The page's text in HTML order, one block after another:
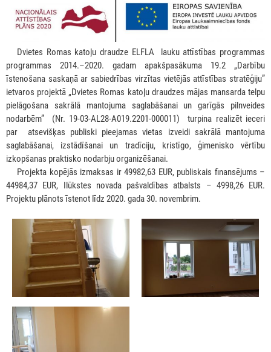
Dvietes Romas katoļu draudze ELFLA lauku attīstības programmas
programmas 2014.–2020. gadam apakšpasākuma 19.2 „Darbību
īstenošana saskaņā ar sabiedrības virzītas vietējās attīstības stratēģiju”
ietvaros projektā „Dvietes Romas katoļu draudzes mājas mansarda telpu
pielāgošana sakrālā mantojuma saglabāšanai un garīgās pilnveides
nodarbēm” (Nr. 19-03-AL28-A019.2201-000011) turpina realizēt ieceri
par atsevišķas publiski pieejamas vietas izveidi sakrālā mantojuma
saglabāšanai, izstādīšanai un tradīciju, kristīgo, ģimenisko vērtību
izkopšanas praktisko nodarbju organizēšanai.
Projekta kopējās izmaksas ir 49982,63 EUR, publiskais finansējums –
44984,37 EUR, Ilūkstes novada pašvaldības atbalsts – 4998,26 EUR.
Projektu plānots īstenot līdz 2020. gada 30. novembrim.